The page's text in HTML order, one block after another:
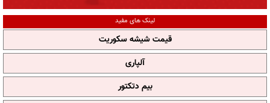
لینک های مفید
قیمت شیشه سکوریت
آلپاری
بیم دتکتور